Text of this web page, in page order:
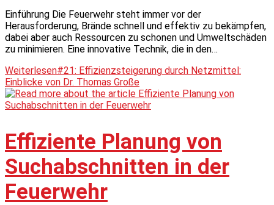
Einführung Die Feuerwehr steht immer vor der
Herausforderung, Brände schnell und effektiv zu bekämpfen,
dabei aber auch Ressourcen zu schonen und Umweltschäden
zu minimieren. Eine innovative Technik, die in den…
Weiterlesen#21: Effizienzsteigerung durch Netzmittel:
Einblicke von Dr. Thomas Große
Effiziente Planung von
Suchabschnitten in der
Feuerwehr